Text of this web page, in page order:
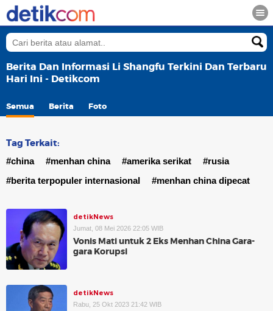
Berita Dan Informasi Li Shangfu Terkini Dan Terbaru
Hari Ini - Detikcom
Semua Berita Foto
Tag Terkait:
#china #menhan china #amerika serikat
#rusia
#berita terpopuler internasional
#menhan china dipecat
detikNews
Jumat, 08 Mei 2026 22:05 WIB
Vonis Mati untuk 2 Eks Menhan China Gara-
gara Korupsi
detikNews
Rabu, 25 Okt 2023 21:42 WIB